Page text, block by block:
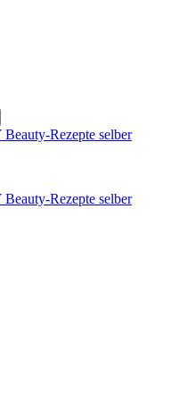
schön:
Beautyblog
schön:
Beautyblog